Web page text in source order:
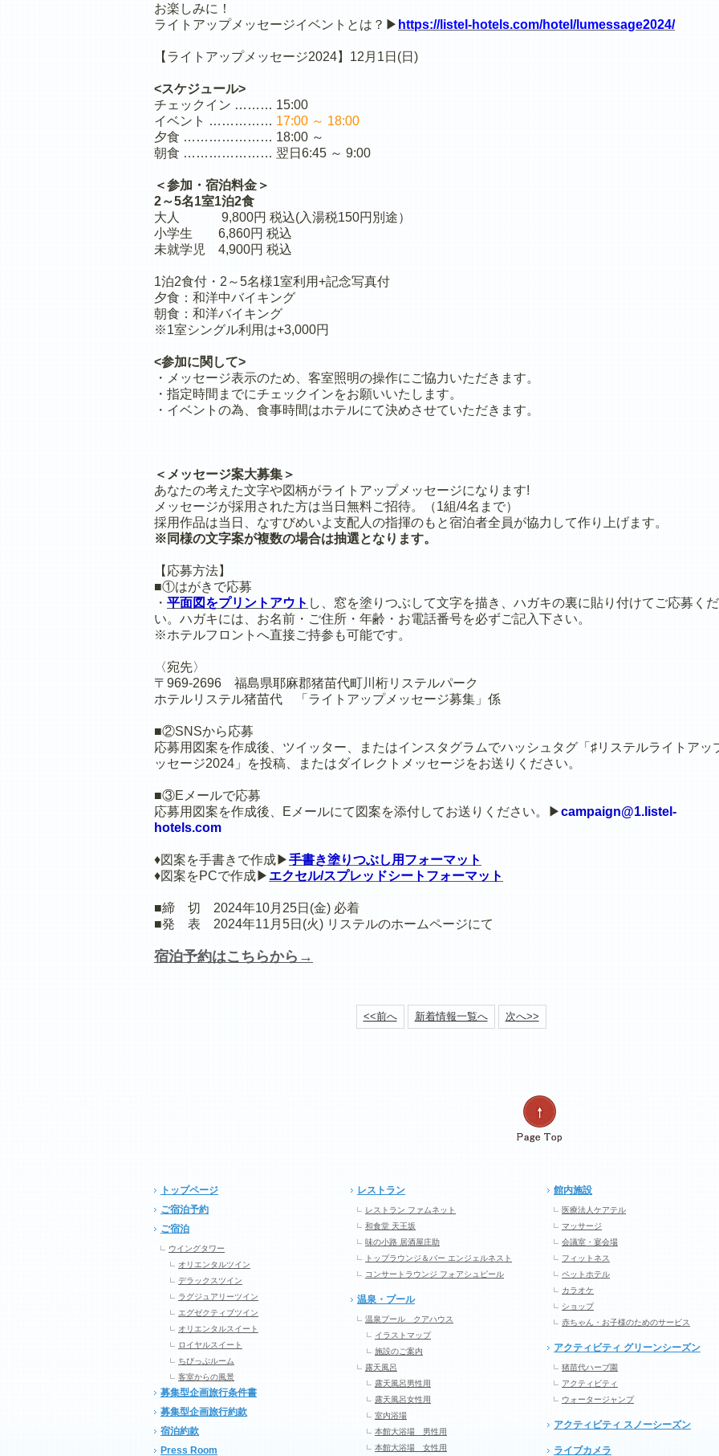
お楽しみに！
ライトアップメッセージイベントとは？▶ https://listel-hotels.com/hotel/lumessage2024/
【ライトアップメッセージ2024】12月1日(日)
<スケジュール>
チェックイン ……… 15:00
イベント …………… 17:00 ～ 18:00
夕食 ………………… 18:00 ～
朝食 ………………… 翌日6:45 ～ 9:00
＜参加・宿泊料金＞
2～5名1室1泊2食
大人 9,800円 税込(入湯税150円別途）
小学生 6,860円 税込
未就学児 4,900円 税込
1泊2食付・2～5名様1室利用+記念写真付
夕食：和洋中バイキング
朝食：和洋バイキング
※1室シングル利用は+3,000円
<参加に関して>
・メッセージ表示のため、客室照明の操作にご協力いただきます。
・指定時間までにチェックインをお願いいたします。
・イベントの為、食事時間はホテルにて決めさせていただきます。
＜メッセージ案大募集＞
あなたの考えた文字や図柄がライトアップメッセージになります!
メッセージが採用された方は当日無料ご招待。（1組/4名まで）
採用作品は当日、なすびめいよ支配人の指揮のもと宿泊者全員が協力して作り上げます。
※同様の文字案が複数の場合は抽選となります。
【応募方法】
■①はがきで応募
・ 平面図をプリントアウト し、窓を塗りつぶして文字を描き、ハガキの裏に貼り付けてご応募く
い。ハガキには、お名前・ご住所・年齢・お電話番号を必ずご記入下さい。
※ホテルフロントへ直接ご持参も可能です。
〈宛先〉
〒969-2696 福島県耶麻郡猪苗代町川桁リステルパーク
ホテルリステル猪苗代 「ライトアップメッセージ募集」係
■②SNSから応募
応募用図案を作成後、ツイッター、またはインスタグラムでハッシュタグ「♯リステルライトアッ
ッセージ2024」を投稿、またはダイレクトメッセージをお送りください。
■③Eメールで応募
応募用図案を作成後、Eメールにて図案を添付してお送りください。▶campaign@1.listel-
hotels.com
♦図案を手書きで作成▶手書き塗りつぶし用フォーマット
♦図案をPCで作成▶ エクセル/スプレッドシートフォーマット
■締 切 2024年10月25日(金) 必着
■発 表 2024年11月5日(火) リステルのホームページにて
宿泊予約はこちらから→
<<前へ 新着情報一覧へ 次へ>>
トップページ
ご宿泊予約
ご宿泊
ウイングタワー
オリエンタルツイン
デラックスツイン
ラグジュアリーツイン
エグゼクティブツイン
オリエンタルスイート
ロイヤルスイート
ちびっぷルーム
客室からの風景
募集型企画旅行条件書
募集型企画旅行約款
宿泊約款
Press Room
レストラン
レストラン ファムネット
和食堂 天王坂
味の小路 居酒屋庄助
トップラウンジ＆バー エンジェルネスト
コンサートラウンジ フォアシュピール
温泉・プール
温泉プール クアハウス
イラストマップ
施設のご案内
露天風呂
露天風呂男性用
露天風呂女性用
室内浴場
本館大浴場 男性用
本館大浴場 女性用
館内施設
医療法人ケアテル
マッサージ
会議室・宴会場
フィットネス
ペットホテル
カラオケ
ショップ
赤ちゃん・お子様のためのサービス
アクティビティ グリーンシーズン
猪苗代ハーブ園
アクティビティ
ウォータージャンプ
アクティビティ スノーシーズン
ライブカメラ